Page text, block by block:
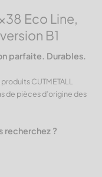
Eco Line,
B1
parfaite. Durables.
CUTMETALL
de pièces d’origine des
recherchez ?